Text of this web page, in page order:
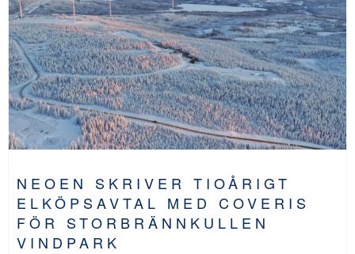
NEOEN SKRIVER TIOÅRIGT
ELKÖPSAVTAL MED COVERIS
FÖR STORBRÄNNKULLEN
VINDPARK